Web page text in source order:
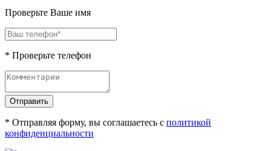
Проверьте Ваше имя
* Проверьте телефон
Отправить
* Отправляя форму, вы соглашаетесь с политикой
конфиденциальности